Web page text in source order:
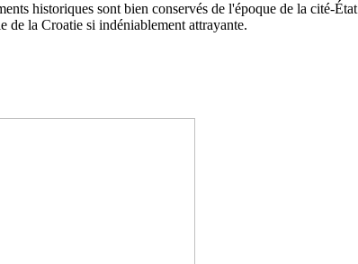
historiques sont bien conservés de l'époque de la cité-
de la Croatie si indéniablement attrayante.